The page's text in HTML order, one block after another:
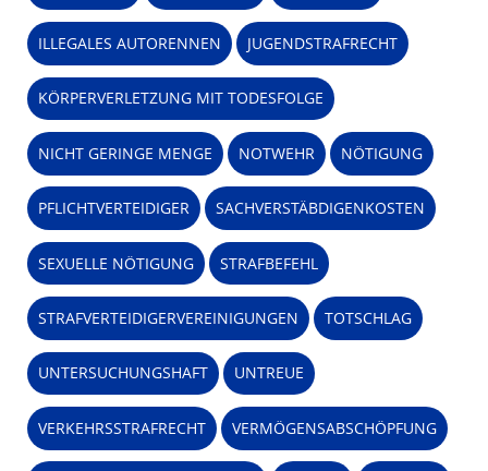
ILLEGALES AUTORENNEN JUGENDSTRAFRECHT
KÖRPERVERLETZUNG MIT TODESFOLGE
NICHT GERINGE MENGE NOTWEHR NÖTIGUNG
PFLICHTVERTEIDIGER SACHVERSTÄBDIGENKOSTEN
SEXUELLE NÖTIGUNG STRAFBEFEHL
STRAFVERTEIDIGERVEREINIGUNGEN TOTSCHLAG
UNTERSUCHUNGSHAFT UNTREUE
VERKEHRSSTRAFRECHT VERMÖGENSABSCHÖPFUNG